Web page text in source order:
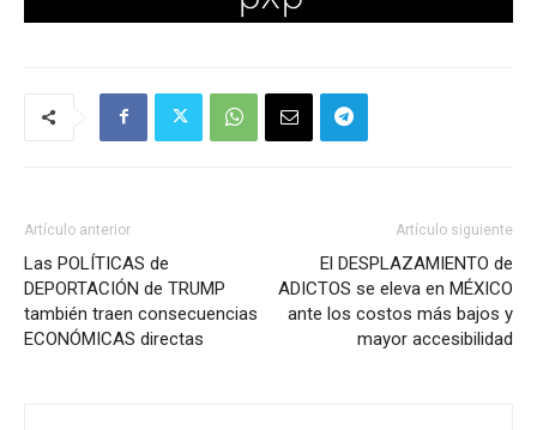
Artículo anterior
Las POLÍTICAS de
DEPORTACIÓN de TRUMP
también traen consecuencias
ECONÓMICAS directas
Artículo siguiente
El DESPLAZAMIENTO de
ADICTOS se eleva en MÉXICO
ante los costos más bajos y
mayor accesibilidad